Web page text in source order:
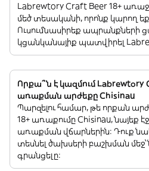
Labrewtory Craft Beer 18+
մեծ տեսականի, որոնք կարող
Ուսումնասիրեք ապրանքների
կցանկանայիք պատվիրել
Որքա՞ն է կազմում Labrewtory
առաքման արժեքը Chisinau
Պարզելու համար, թե որքան
18+ առաքումը Chisinau, նայեք
առաքման վճարներին: Դուք
տեսնել ծախսերի բաշխման
գրանցելը: